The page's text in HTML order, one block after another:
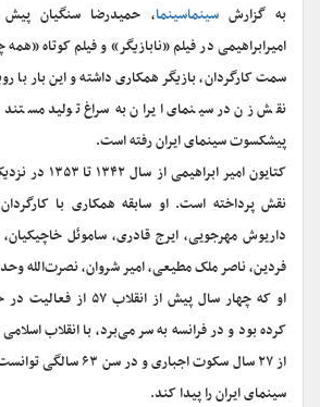
به گزارشسینماسینما، حمیدرضا سنگیان پیش
امیرابراهیمی در فیلم «نابازیگر» و فیلم کوتاه
سمت کارگردان، بازیگر همکاری داشته و این بار با
نقش زن در سینمای ایران به سراغ تولید
پیشکسوت سینمای ایران رفته است.
کتایون امیر
نقش پرداخته است. او سابقه همکاری با
داریوش مهرجویی، ایرج قادری، ساموئل
فردین، ناصر ملک مطیعی، امیر شروان، نصرت‌الله
او که چهار سال پیش از
کرده بود و در فرانسه به سر می‌برد، با انقلاب
از ۲۷ سال سکوت اجباری و
سینمای ایران را پیدا کند.